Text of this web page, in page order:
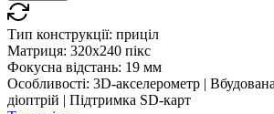
Тип конструкції: приціл
Матриця: 320x240 пікс
Фокусна відстань: 19 мм
Особливості: 3D-акселерометр |
діоптрій | Підтримка SD-карт